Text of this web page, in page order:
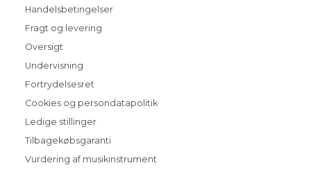
Handelsbetingelser
Fragt og levering
Oversigt
Undervisning
Fortrydelsesret
Cookies og persondatapolitik
Ledige stillinger
Tilbagekøbsgaranti
Vurdering af musikinstrument